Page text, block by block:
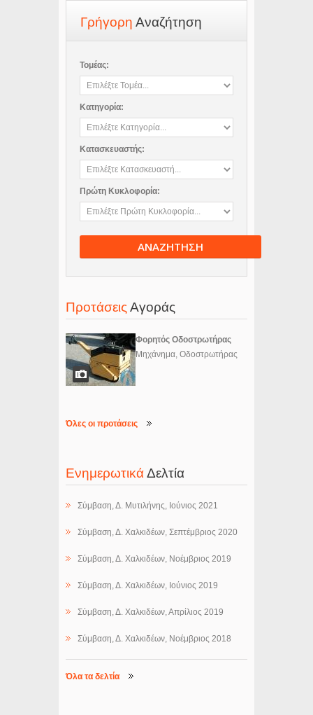
Γρήγορη Αναζήτηση
Τομέας:
Κατηγορία:
Κατασκευαστής:
Πρώτη Κυκλοφορία:
ΑΝΑΖΗΤΗΣΗ
Προτάσεις Αγοράς
Φορητός Οδοστρωτήρας
Μηχάνημα, Οδοστρωτήρας
Όλες οι προτάσεις
ΕνημερωτικάΔελτία
Σύμβαση, Δ. Μυτιλήνης, Ιούνιος 2021
Σύμβαση, Δ. Χαλκιδέων, Σεπτέμβριος 2020
Σύμβαση, Δ. Χαλκιδέων, Νοέμβριος 2019
Σύμβαση, Δ. Χαλκιδέων, Ιούνιος 2019
Σύμβαση, Δ. Χαλκιδέων, Απρίλιος 2019
Σύμβαση, Δ. Χαλκιδέων, Νοέμβριος 2018
Όλα τα δελτία